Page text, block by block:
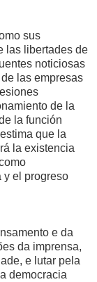
sus
las libertades de
noticiosas
las empresas
de la
la función
que la
la existencia
y el progreso
e da
da imprensa,
e lutar pela
democracia